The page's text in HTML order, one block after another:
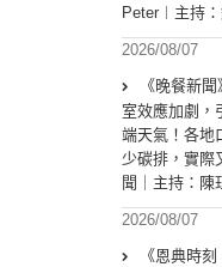
Peter︱主持
2026/08/07
《晚餐新
室效應加劇，
端天氣！各地
少碳排，實際
聞｜主持：陳
2026/08/07
《恩典時